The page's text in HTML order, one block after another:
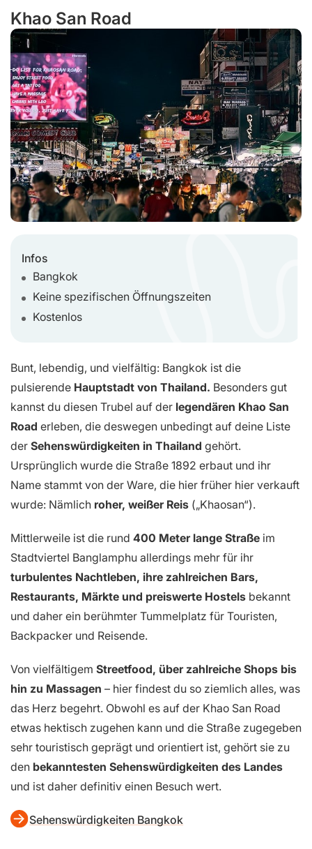
Khao San Road
Infos
Bangkok
Keine spezifischen Öffnungszeiten
Kostenlos
Bunt, lebendig, und vielfältig: Bangkok ist die
pulsierende Hauptstadt von Thailand. Besonders gut
kannst du diesen Trubel auf der legendären Khao San
Road erleben, die deswegen unbedingt auf deine Liste
der Sehenswürdigkeiten in Thailand gehört.
Ursprünglich wurde die Straße 1892 erbaut und ihr
Name stammt von der Ware, die hier früher hier verkauft
wurde: Nämlich roher, weißer Reis („Khaosan“).
Mittlerweile ist die rund 400 Meter lange Straße im
Stadtviertel Banglamphu allerdings mehr für ihr
turbulentes Nachtleben, ihre zahlreichen Bars,
Restaurants, Märkte und preiswerte Hostels bekannt
und daher ein berühmter Tummelplatz für Touristen,
Backpacker und Reisende.
Von vielfältigem Streetfood, über zahlreiche Shops bis
hin zu Massagen – hier findest du so ziemlich alles, was
das Herz begehrt. Obwohl es auf der Khao San Road
etwas hektisch zugehen kann und die Straße zugegeben
sehr touristisch geprägt und orientiert ist, gehört sie zu
den bekanntesten Sehenswürdigkeiten des Landes
und ist daher definitiv einen Besuch wert.
Sehenswürdigkeiten Bangkok